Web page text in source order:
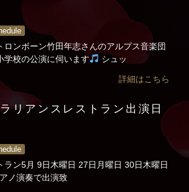
ロンボーン竹田年志さんのアルプス音楽団
学校の公演に伺います
シュッ
詳細はこちら
リアンスレストラン出演日
ラン5月 9日木曜日 27日月曜日 30日木曜日
ノ演奏で出演致